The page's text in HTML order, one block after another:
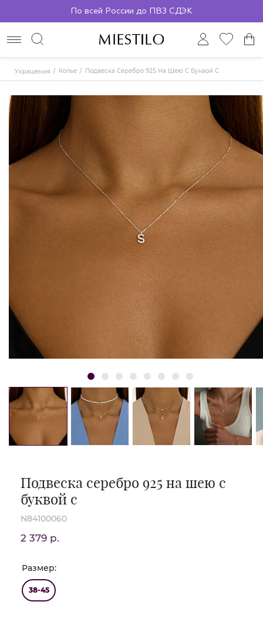
По всей России до ПВЗ СДЭК
Украшения Колье Подвеска Серебро 925 На Шею С Буквой С
Подвеска серебро 925 на шею с
буквой с
N84100060
2 379 р.
Размер:
38-45